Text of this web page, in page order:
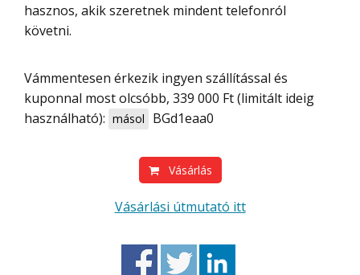
hasznos, akik szeretnek mindent telefonról
követni.
Vámmentesen érkezik ingyen szállítással és
kuponnal most olcsóbb, 339 000 Ft (limitált ideig
használható): másol BGd1eaa0
Vásárlás
Vásárlási útmutató itt